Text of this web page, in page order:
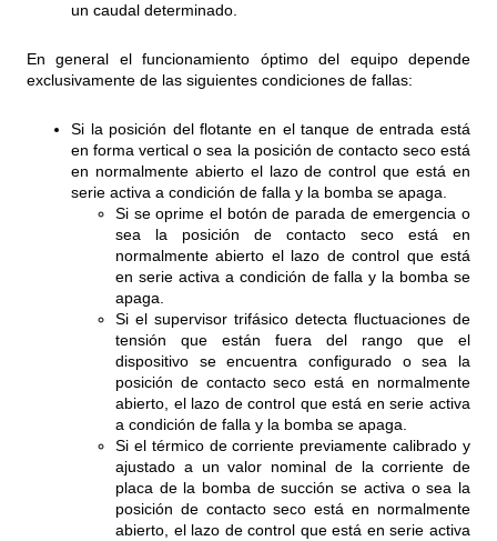
un caudal determinado.
En general el funcionamiento óptimo del equipo depende
exclusivamente de las siguientes condiciones de fallas:
Si la posición del flotante en el tanque de entrada está
en forma vertical o sea la posición de contacto seco está
en normalmente abierto el lazo de control que está en
serie activa a condición de falla y la bomba se apaga.
Si se oprime el botón de parada de emergencia o
sea la posición de contacto seco está en
normalmente abierto el lazo de control que está
en serie activa a condición de falla y la bomba se
apaga.
Si el supervisor trifásico detecta fluctuaciones de
tensión que están fuera del rango que el
dispositivo se encuentra configurado o sea la
posición de contacto seco está en normalmente
abierto, el lazo de control que está en serie activa
a condición de falla y la bomba se apaga.
Si el térmico de corriente previamente calibrado y
ajustado a un valor nominal de la corriente de
placa de la bomba de succión se activa o sea la
posición de contacto seco está en normalmente
abierto, el lazo de control que está en serie activa